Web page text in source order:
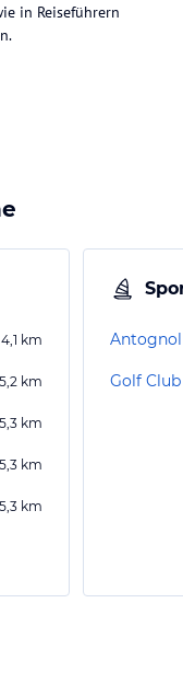
in Reiseführern
4,1 km
5,2 km
5,3 km
5,3 km
5,3 km
Golf